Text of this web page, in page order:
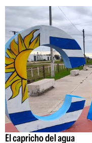
El capricho del agua